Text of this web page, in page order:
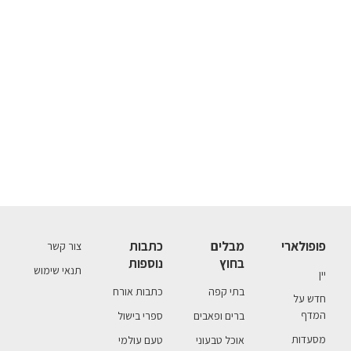
פופולארי
יין
חדש על
המדף
מסעדות
מבלים
בחוץ
בתי קפה
ברים ופאבים
אוכל טבעוני
כתבות
נוספות
כתבות אורח
ספרי בישול
טעם עולמי
צור קשר
תנאי שימוש